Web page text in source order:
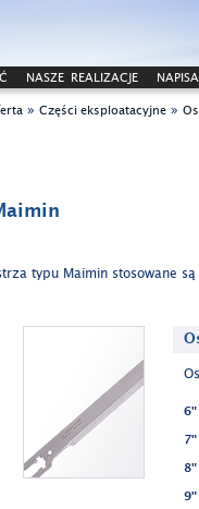
NASZE REALIZACJE
» Części eksploatacyjne »
typu Maimin stosowane
6"
7"
8"
9"